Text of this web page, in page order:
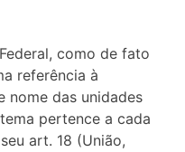
como de fato
referência à
nome das unidades
pertence a cada
art. 18 (União,